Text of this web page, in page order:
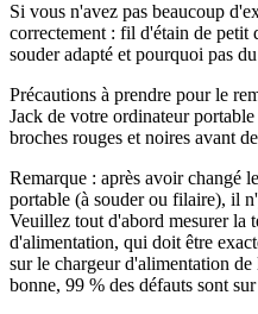
Si vous n'avez pas beaucoup
correctement : fil d'étain de petit
souder adapté et pourquoi pas
Précautions à prendre pour le
Jack de votre ordinateur
broches rouges et noires avant
Remarque : après avoir changé
portable (à souder ou filaire), il
Veuillez tout d'abord mesurer la
d'alimentation, qui doit être
sur le chargeur d'alimentation
bonne, 99 % des défauts sont